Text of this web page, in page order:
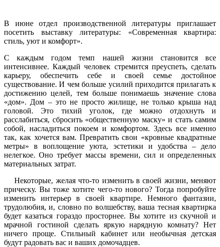
В июне отдел производственной литературы приглашает
посетить выставку литературы: «Современная квартира:
стиль, уют и комфорт».
С каждым годом темп нашей жизни становится все
интенсивнее. Каждый человек стремится преуспеть, cделать
карьеру, обеспечить себе и своей семье достойное
существование. И чем больше усилий приходится прилагать к
достижению целей, тем больше понимаешь значение слова
«дом». Дом – это не просто жилище, не только крыша над
головой. Это тихий уголок, где можно отдохнуть и
расслабиться, сбросить «общественную маску» и стать самим
собой, насладиться покоем и комфортом. Здесь все именно
так, как хочется вам. Превратить свои «кровные квадратные
метры» в воплощение уюта, эстетики и удобства – дело
нелегкое. Оно требует массы времени, сил и определенных
материальных затрат.
Некоторые, желая что-то изменить в своей жизни, меняют
прическу. Вы тоже хотите чего-то нового? Тогда попробуйте
изменить интерьер в своей квартире. Немного фантазии,
трудолюбия, и, словно по волшебству, ваша тесная квартирка
будет казаться гораздо просторнее. Вы хотите из скучной и
мрачной гостиной сделать яркую нарядную комнату? Нет
ничего проще. Стильный кабинет или необычная детская
будут радовать вас и ваших домочадцев.